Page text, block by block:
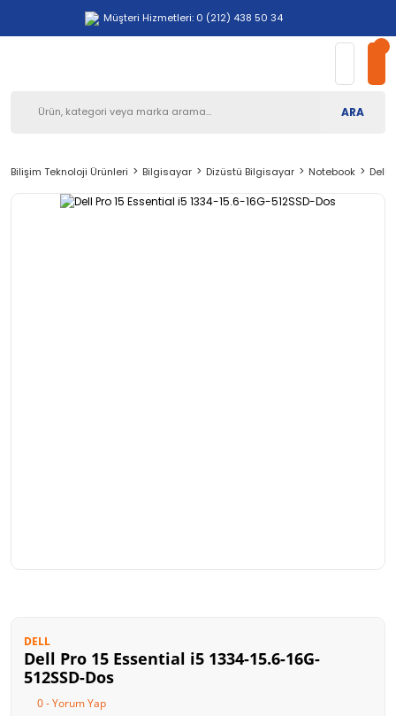
Müşteri Hizmetleri: 0 (212) 438 50 34
ARA
Bilişim Teknoloji Ürünleri Bilgisayar Dizüstü Bilgisayar Notebook Dell
DELL
Dell Pro 15 Essential i5 1334-15.6-16G-
512SSD-Dos
0 - Yorum Yap